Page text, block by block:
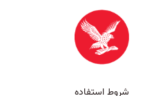
شروط استفاده